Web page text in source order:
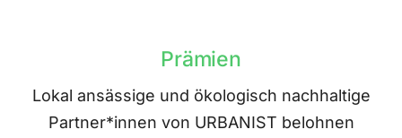
Prämien
Lokal ansässige und ökologisch nachhaltige
Partner*innen von URBANIST belohnen